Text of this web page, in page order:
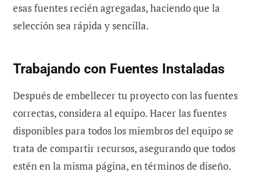
esas fuentes recién agregadas, haciendo que la
selección sea rápida y sencilla.
Trabajando con Fuentes Instaladas
Después de embellecer tu proyecto con las fuentes
correctas, considera al equipo. Hacer las fuentes
disponibles para todos los miembros del equipo se
trata de compartir recursos, asegurando que todos
estén en la misma página, en términos de diseño.